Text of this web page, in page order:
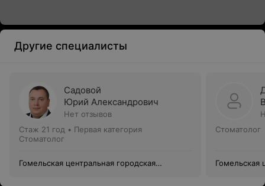
Другие специалисты
Садовой
Юрий Александрович
Нет отзывов
Стаж 21 год • Первая категория
Стоматолог
Гомельская центральная городская
Стоматолог
Гомельская